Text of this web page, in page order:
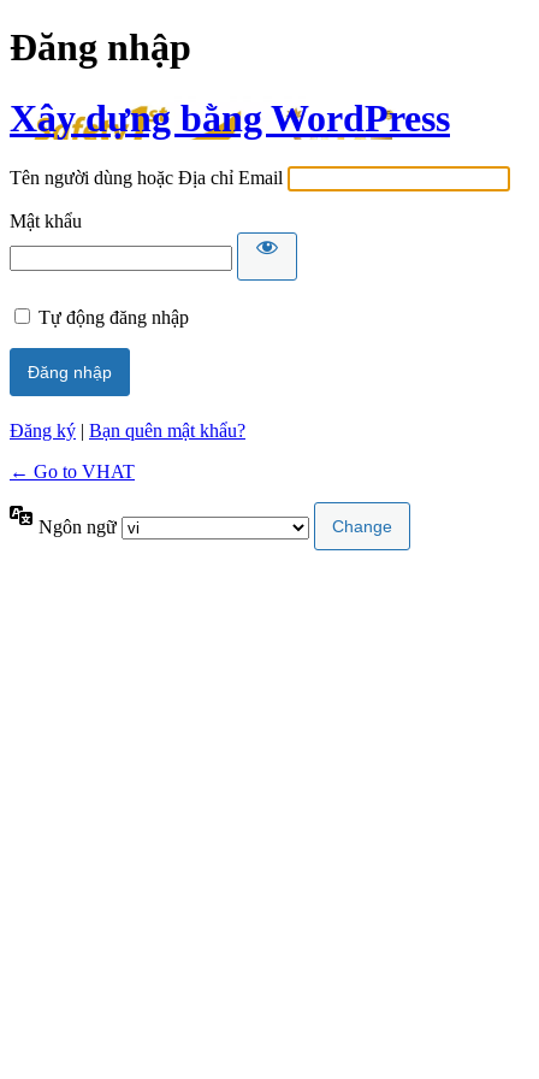
Đăng nhập
Xây dựng bằng WordPress
Tên người dùng hoặc Địa chỉ Email
Mật khẩu
Tự động đăng nhập
Đăng ký | Bạn quên mật khẩu?
← Go to VHAT
Ngôn ngữ